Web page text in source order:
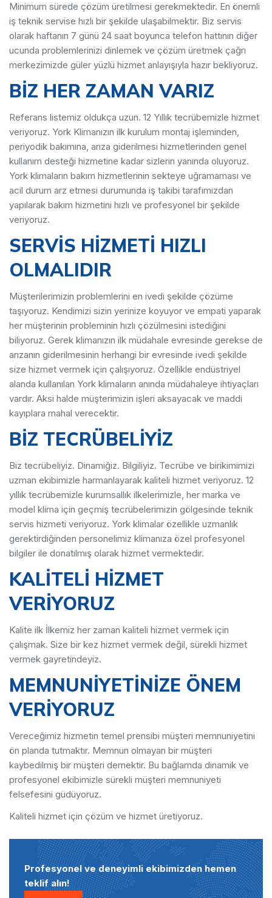
Minimum sürede çözüm üretilmesi gerekmektedir. En önemli
iş teknik servise hızlı bir şekilde ulaşabilmektir. Biz servis
olarak haftanın 7 günü 24 saat boyunca telefon hattının diğer
ucunda problemlerinizi dinlemek ve çözüm üretmek çağrı
merkezimizde güler yüzlü hizmet anlayışıyla hazır bekliyoruz.
BİZ HER ZAMAN VARIZ
Referans listemiz oldukça uzun. 12 Yıllık tecrübemizle hizmet
veriyoruz. York Klimanızın ilk kurulum montaj işleminden,
periyodik bakımına, arıza giderilmesi hizmetlerinden genel
kullanım desteği hizmetine kadar sizlerin yanında oluyoruz.
York klimaların bakım hizmetlerinin sekteye uğramaması ve
acil durum arz etmesi durumunda iş takibi tarafımızdan
yapılarak bakım hizmetini hızlı ve profesyonel bir şekilde
veriyoruz.
SERVİS HİZMETİ HIZLI
OLMALIDIR
Müşterilerimizin problemlerini en ivedi şekilde çözüme
taşıyoruz. Kendimizi sizin yerinize koyuyor ve empati yaparak
her müşterinin probleminin hızlı çözülmesini istediğini
biliyoruz. Gerek klimanızın ilk müdahale evresinde gerekse de
arızanın giderilmesinin herhangi bir evresinde ivedi şekilde
size hizmet vermek için çalışıyoruz. Özellikle endüstriyel
alanda kullanılan York klimaların anında müdahaleye ihtiyaçları
vardır. Aksi halde müşterimizin işleri aksayacak ve maddi
kayıplara mahal verecektir.
BİZ TECRÜBELİYİZ
Biz tecrübeliyiz. Dinamiğiz. Bilgiliyiz. Tecrübe ve birikimimizi
uzman ekibimizle harmanlayarak kaliteli hizmet veriyoruz. 12
yıllık tecrübemizle kurumsallık ilkelerimizle, her marka ve
model klima için geçmiş tecrübelerimizin gölgesinde teknik
servis hizmeti veriyoruz. York klimalar özellikle uzmanlık
gerektirdiğinden personelimiz klimanıza özel profesyonel
bilgiler ile donatılmış olarak hizmet vermektedir.
KALİTELİ HİZMET
VERİYORUZ
Kalite ilk İlkemiz her zaman kaliteli hizmet vermek için
çalışmak. Size bir kez hizmet vermek değil, sürekli hizmet
vermek gayretindeyiz.
MEMNUNİYETİNİZE ÖNEM
VERİYORUZ
Vereceğimiz hizmetin temel prensibi müşteri memnuniyetini
ön planda tutmaktır. Memnun olmayan bir müşteri
kaybedilmiş bir müşteri demektir. Bu bağlamda dinamik ve
profesyonel ekibimizle sürekli müşteri memnuniyeti
felsefesini güdüyoruz.
Kaliteli hizmet için çözüm ve hizmet üretiyoruz.
Profesyonel ve deneyimli ekibimizden hemen
teklif alın!